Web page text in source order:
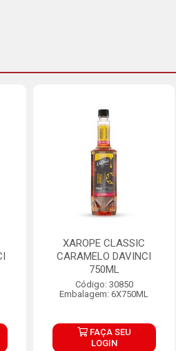
XAROPE CLASSIC
CARAMELO DAVINCI
750ML
Código: 30850
Embalagem: 6X750ML
FAÇA SEU
LOGIN